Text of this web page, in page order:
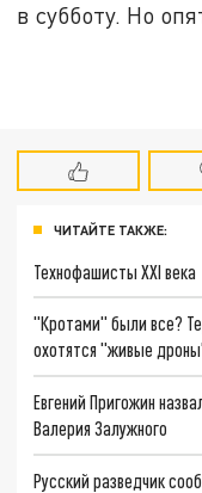
в субботу. Но
ЧИТАЙТЕ ТАКЖЕ:
Технофашисты XXI века
"Кротами" были все?
охотятся "живые
Евгений Пригожин
Валерия Залужного
Русский разведчик